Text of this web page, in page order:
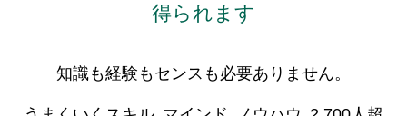
得られます
知識も経験もセンスも必要ありません。